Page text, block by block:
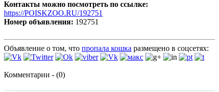
Контакты можно посмотреть по ссылке:
https://POISKZOO.RU/192751
Номер объявления: 192751
Объявление о том, что пропала кошка размещено в соцсетях:
Комментарии - (0)